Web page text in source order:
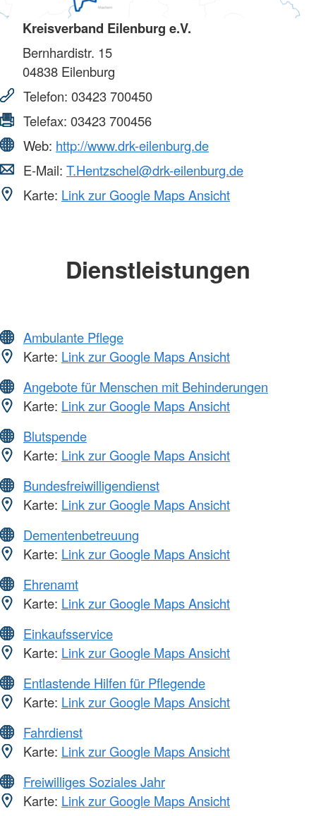
Kreisverband Eilenburg e.V.
Bernhardistr. 15
04838 Eilenburg
Telefon: 03423 700450
Telefax: 03423 700456
Web: http://www.drk-eilenburg.de
E-Mail: T.Hentzschel@drk-eilenburg.de
Karte: Link zur Google Maps Ansicht
Dienstleistungen
Ambulante Pflege
Karte: Link zur Google Maps Ansicht
Angebote für Menschen mit Behinderungen
Karte: Link zur Google Maps Ansicht
Blutspende
Karte: Link zur Google Maps Ansicht
Bundesfreiwilligendienst
Karte: Link zur Google Maps Ansicht
Dementenbetreuung
Karte: Link zur Google Maps Ansicht
Ehrenamt
Karte: Link zur Google Maps Ansicht
Einkaufsservice
Karte: Link zur Google Maps Ansicht
Entlastende Hilfen für Pflegende
Karte: Link zur Google Maps Ansicht
Fahrdienst
Karte: Link zur Google Maps Ansicht
Freiwilliges Soziales Jahr
Karte: Link zur Google Maps Ansicht